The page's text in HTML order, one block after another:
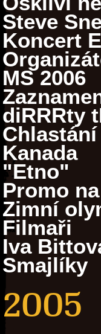
Steve
Koncert
MS 2006
diRRRty
Kanada
"Etno"
Promo
Zimní
Filmaři
Iva
Smajlíky
2005